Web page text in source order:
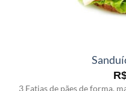
3 Fatias de pães de forma,